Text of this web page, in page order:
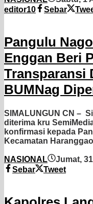
editor10
Sebar
Pangulu
Enggan Beri
Transparansi
BUMNag
SIMALUNGUN CN –
diterima kru
konfirmasi kepada
Kecamatan Haranggaol
NASIONAL Jumat,
Sebar
Tweet